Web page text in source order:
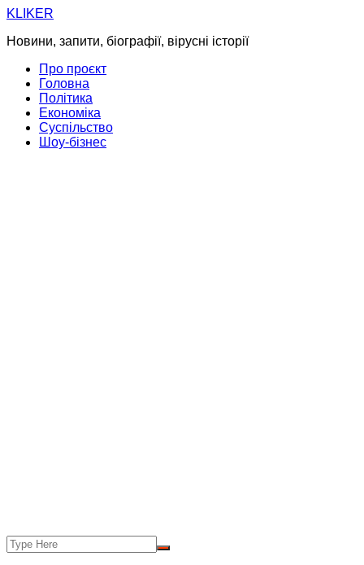
Skip
content
KLIKER
Новини, запити, біографії, вірусні історії
Про проєкт
Головна
Політика
Економіка
Суспільство
Шоу-бізнес